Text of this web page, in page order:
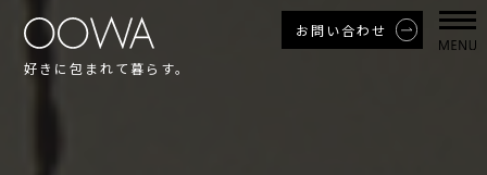
お問い合わせ
好きに包まれて暮らす。